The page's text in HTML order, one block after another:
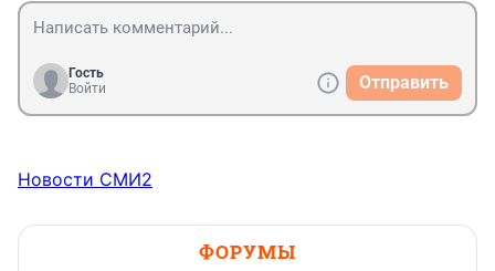
Гость
Войти
Отправить
Новости СМИ2
ФОРУМЫ